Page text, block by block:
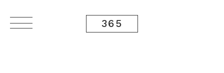
365